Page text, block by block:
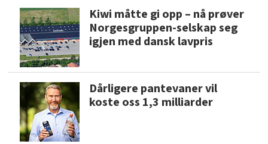
Kiwi måtte gi opp – nå prøver
Norgesgruppen-selskap seg
igjen med dansk lavpris
Dårligere pantevaner vil
koste oss 1,3 milliarder